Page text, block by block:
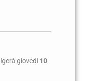
giovedì 10